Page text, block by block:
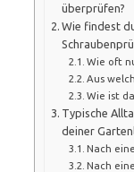
überprüfen?
Wie findest
Wie oft
Aus
Wie ist
Typische
deiner
Nach
Nach